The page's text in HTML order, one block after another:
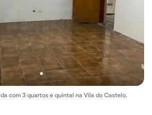
com 3 quartos e quintal na Vila do Castelo.